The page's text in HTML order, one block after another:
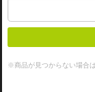
※商品が見つからない場合